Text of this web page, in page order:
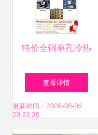
特价全铜单孔冷热
水龙头 上海格恩洁
具打造卫生间品质
查看详情
更新时间：2026-08-06
20:22:20